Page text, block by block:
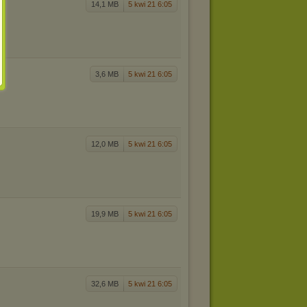
14,1 MB 5 kwi 21 6:05
3,6 MB 5 kwi 21 6:05
12,0 MB 5 kwi 21 6:05
19,9 MB 5 kwi 21 6:05
32,6 MB 5 kwi 21 6:05